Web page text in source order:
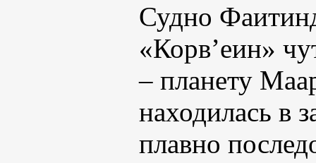
Судно
«Корв’еин»
– планету
находилась в
плавно